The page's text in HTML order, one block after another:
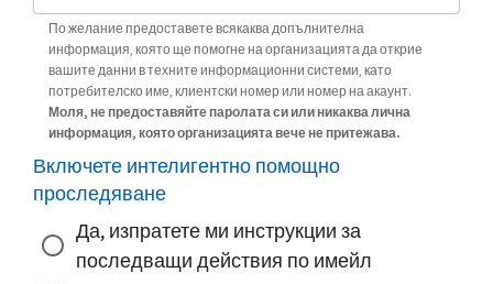
По желание предоставете всякаква допълнителна
информация, която ще помогне на организацията да открие
вашите данни в техните информационни системи, като
потребителско име, клиентски номер или номер на акаунт.
Моля, не предоставяйте паролата си или никаква лична
информация, която организацията вече не притежава.
Включете интелигентно помощно
проследяване
Да, изпратете ми инструкции за
последващи действия по имейл